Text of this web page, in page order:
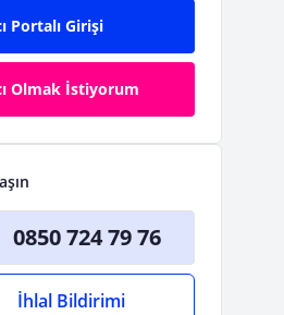
Portalı Girişi
Olmak İstiyorum
0850 724 79 76
İhlal Bildirimi